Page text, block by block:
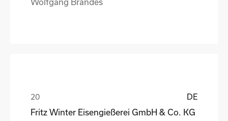
DE
Fritz Winter Eisengießerei GmbH & Co. KG